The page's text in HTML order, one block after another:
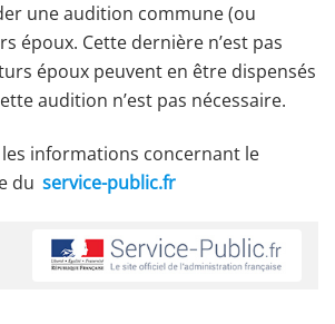
une audition commune (ou
époux. Cette dernière n’est pas
époux peuvent en être dispensés
audition n’est pas nécessaire.
informations concernant le
du service-public.fr